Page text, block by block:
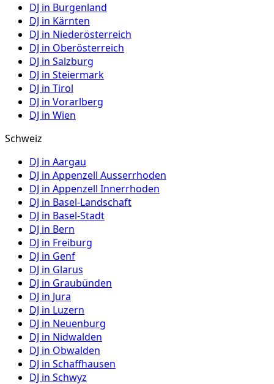
DJ in Burgenland
DJ in Kärnten
DJ in Niederösterreich
DJ in Oberösterreich
DJ in Salzburg
DJ in Steiermark
DJ in Tirol
DJ in Vorarlberg
DJ in Wien
Schweiz
DJ in Aargau
DJ in Appenzell Ausserrhoden
DJ in Appenzell Innerrhoden
DJ in Basel-Landschaft
DJ in Basel-Stadt
DJ in Bern
DJ in Freiburg
DJ in Genf
DJ in Glarus
DJ in Graubünden
DJ in Jura
DJ in Luzern
DJ in Neuenburg
DJ in Nidwalden
DJ in Obwalden
DJ in Schaffhausen
DJ in Schwyz